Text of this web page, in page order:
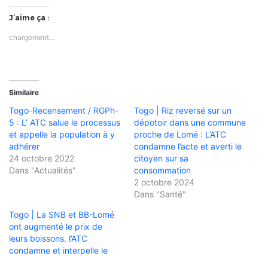
J’aime ça :
chargement…
Similaire
Togo-Recensement / RGPh-
5 : L’ ATC salue le processus
et appelle la population à y
adhérer
24 octobre 2022
Dans "Actualités"
Togo | Riz reversé sur un
dépotoir dans une commune
proche de Lomé : L’ATC
condamne l’acte et averti le
citoyen sur sa
consommation
2 octobre 2024
Dans "Santé"
Togo | La SNB et BB-Lomé
ont augmenté le prix de
leurs boissons. l’ATC
condamne et interpelle le